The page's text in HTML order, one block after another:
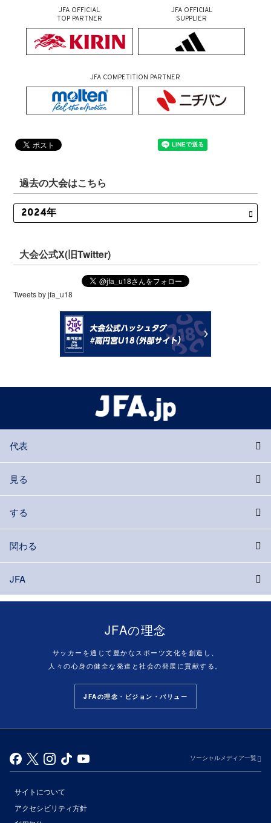
JFA OFFICIAL
TOP PARTNER
JFA OFFICIAL
SUPPLIER
JFA COMPETITION PARTNER
過去の大会はこちら
大会公式X(旧Twitter)
Tweets by jfa_u18
代表
見る
する
関わる
JFA
JFAの理念
サッカーを通じて豊かなスポーツ文化を創造し、
人々の心身の健全な発達と社会の発展に貢献する。
JFAの理念・ビジョン・バリュー
ソーシャルメディア一覧
サイトについて
アクセシビリティ方針